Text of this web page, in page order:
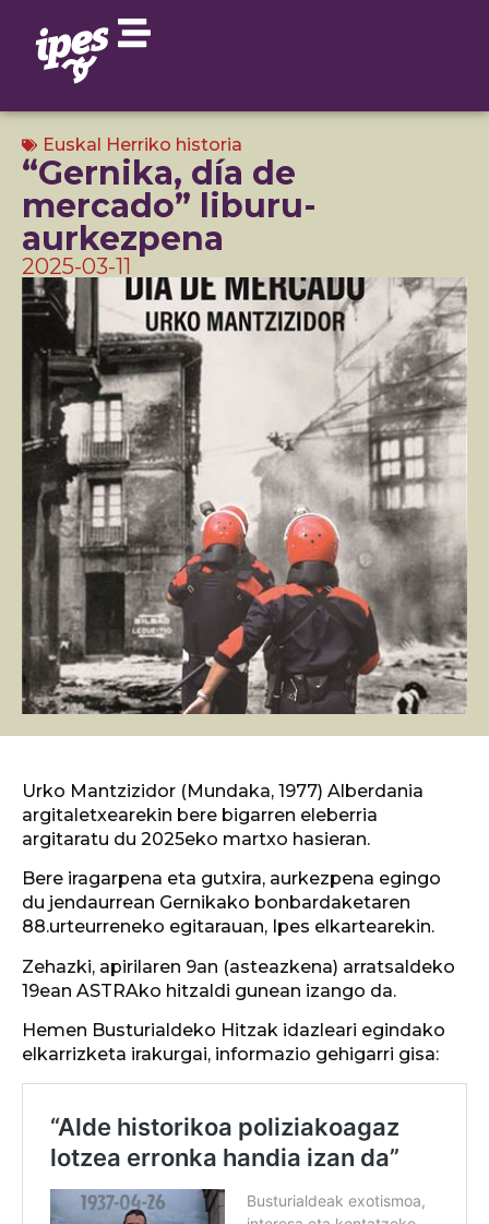
Euskal Herriko historia
“Gernika, día de
mercado” liburu-
aurkezpena
2025-03-11
Urko Mantzizidor (Mundaka, 1977) Alberdania
argitaletxearekin bere bigarren eleberria
argitaratu du 2025eko martxo hasieran.
Bere iragarpena eta gutxira, aurkezpena egingo
du jendaurrean Gernikako bonbardaketaren
88.urteurreneko egitarauan, Ipes elkartearekin.
Zehazki, apirilaren 9an (asteazkena) arratsaldeko
19ean ASTRAko hitzaldi gunean izango da.
Hemen Busturialdeko Hitzak idazleari egindako
elkarrizketa irakurgai, informazio gehigarri gisa: